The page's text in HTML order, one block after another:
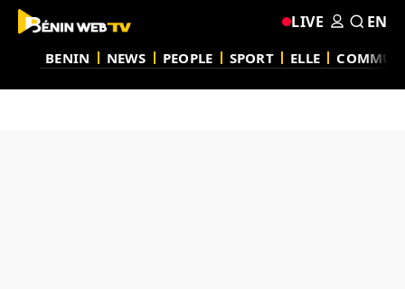
BENIN NEWS PEOPLE SPORT ELLE
LIVE EN